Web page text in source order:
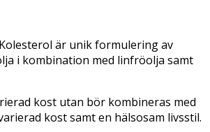
är unik formulering av
i kombination med linfröolja samt
kost utan bör kombineras med
kost samt en hälsosam livsstil.